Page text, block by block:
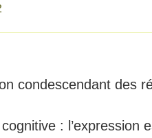
condescendant des
: l’expression